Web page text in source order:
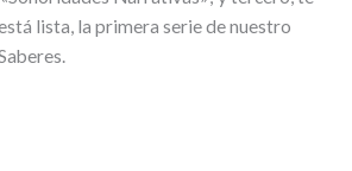
lista, la primera serie de nuestro